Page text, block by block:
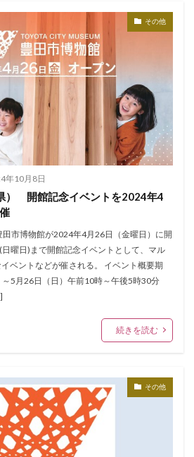
その他
年10月8日
） 開館記念イベントを2024年4
市博物館が2024年4月26日（金曜日）に開
曜日)まで開館記念イベントとして、マル
ベントなどが催される。 イベント概要期
5月26日（日）午前10時～午後5時30分
続きを読む
その他